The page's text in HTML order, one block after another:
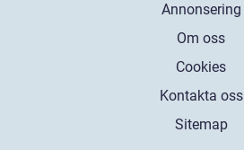
Annonsering
Om oss
Cookies
Kontakta oss
Sitemap